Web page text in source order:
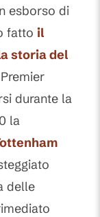
esborso di
fatto il
storia del
durante la
la
delle